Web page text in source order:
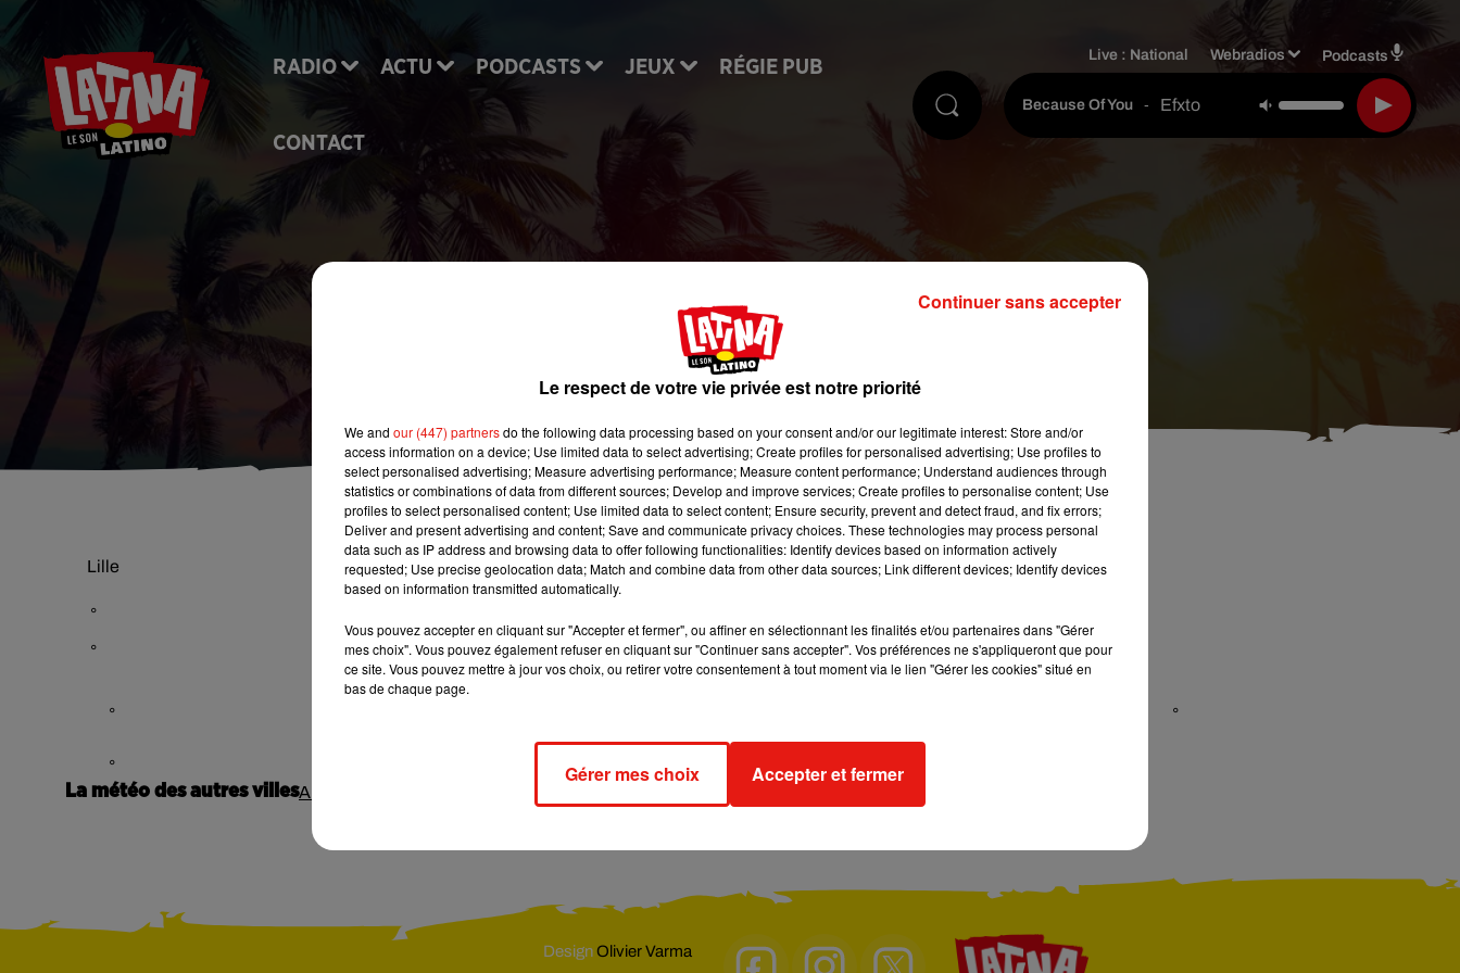
RADIO ACTU PODCASTS JEUX RÉGIE PUB
CONTACT
Live : National Webradios Podcasts
Because Of You - Efxto
Météo du : Lille
Lille
°
°
° °
°
La météo des autres villesAnnecy
DesignOlivier Varma
Le respect de votre vie privée est notre priorité
We and our (447) partnersdo the following data processing based on your consent and/or our legitimate interest: Store and/or
access information on a device; Use limited data to select advertising; Create profiles for personalised advertising; Use profiles to
select personalised advertising; Measure advertising performance; Measure content performance; Understand audiences through
statistics or combinations of data from different sources; Develop and improve services; Create profiles to personalise content; Use
profiles to select personalised content; Use limited data to select content; Ensure security, prevent and detect fraud, and fix errors;
Deliver and present advertising and content; Save and communicate privacy choices. These technologies may process personal
data such as IP address and browsing data to offer following functionalities: Identify devices based on information actively
requested; Use precise geolocation data; Match and combine data from other data sources; Link different devices; Identify devices
based on information transmitted automatically.
Vous pouvez accepter en cliquant sur "Accepter et fermer", ou affiner en sélectionnant les finalités et/ou partenaires dans "Gérer
mes choix". Vous pouvez également refuser en cliquant sur "Continuer sans accepter". Vos préférences ne s'appliqueront que pour
ce site. Vous pouvez mettre à jour vos choix, ou retirer votre consentement à tout moment via le lien "Gérer les cookies" situé en
bas de chaque page.
Gérer mes choix Accepter et fermer
Continuer sans accepter